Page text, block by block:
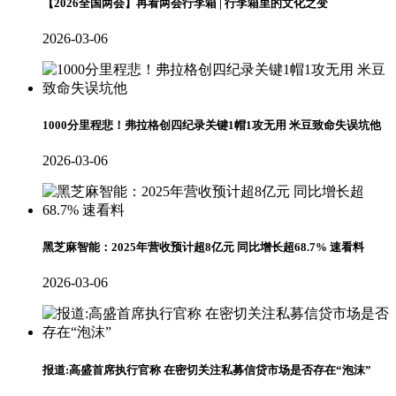
【2026全国两会】再看两会行李箱 | 行李箱里的文化之变
2026-03-06
1000分里程悲！弗拉格创四纪录关键1帽1攻无用 米豆致命失误坑他
2026-03-06
黑芝麻智能：2025年营收预计超8亿元 同比增长超68.7% 速看料
2026-03-06
报道:高盛首席执行官称 在密切关注私募信贷市场是否存在“泡沫”